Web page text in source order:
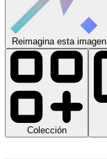
Reimagina esta imagen
Colección